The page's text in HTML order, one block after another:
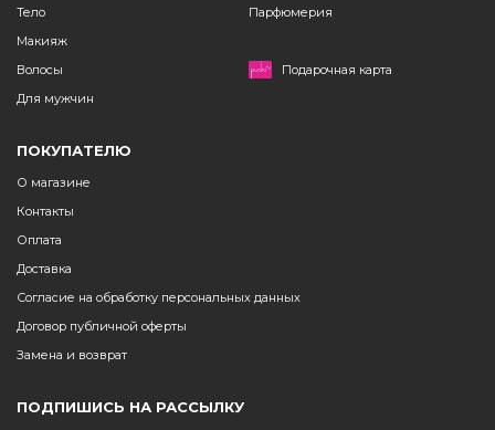
Тело
Макияж
Волосы
Для мужчин
Парфюмерия
Подарочная карта
ПОКУПАТЕЛЮ
О магазине
Контакты
Оплата
Доставка
Согласие на обработку персональных данных
Договор публичной оферты
Замена и возврат
ПОДПИШИСЬ НА РАССЫЛКУ